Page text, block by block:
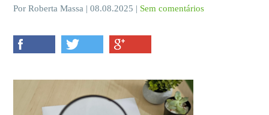
Por Roberta Massa | 08.08.2025 | Sem comentários